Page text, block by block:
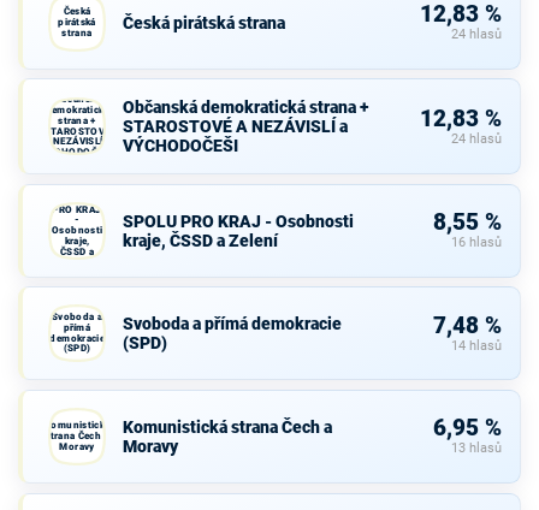
Česká
pirátská
strana
Česká pirátská strana 12,83 %
24 hlasů
Občanská
demokratická
strana +
STAROSTOVÉ
A NEZÁVISLÍ a
VÝCHODOČEŠI
Občanská demokratická strana +
STAROSTOVÉ A NEZÁVISLÍ a
VÝCHODOČEŠI
12,83 %
24 hlasů
PRO KRAJ
-
Osobnosti
kraje,
ČSSD a
Zelení
SPOLU PRO KRAJ - Osobnosti
kraje, ČSSD a Zelení
8,55 %
16 hlasů
Svoboda a
přímá
demokracie
(SPD)
Svoboda a přímá demokracie
(SPD)
7,48 %
14 hlasů
Komunistická
strana Čech a
Moravy
Komunistická strana Čech a
Moravy
6,95 %
13 hlasů